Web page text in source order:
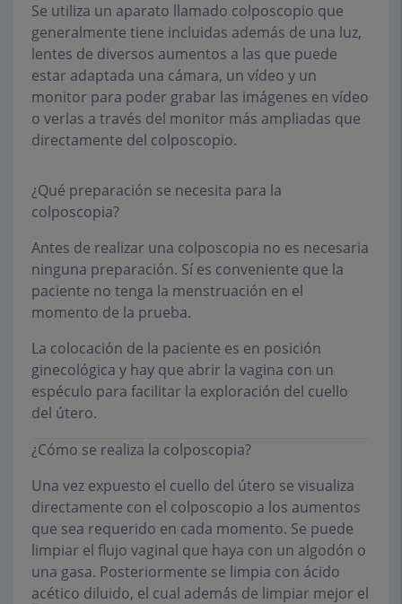
Se utiliza un aparato llamado colposcopio que
generalmente tiene incluidas además de una luz,
lentes de diversos aumentos a las que puede
estar adaptada una cámara, un vídeo y un
monitor para poder grabar las imágenes en vídeo
o verlas a través del monitor más ampliadas que
directamente del colposcopio.
¿Qué preparación se necesita para la
colposcopia?
Antes de realizar una colposcopia no es necesaria
ninguna preparación. Sí es conveniente que la
paciente no tenga la menstruación en el
momento de la prueba.
La colocación de la paciente es en posición
ginecológica y hay que abrir la vagina con un
espéculo para facilitar la exploración del cuello
del útero.
¿Cómo se realiza la colposcopia?
Una vez expuesto el cuello del útero se visualiza
directamente con el colposcopio a los aumentos
que sea requerido en cada momento. Se puede
limpiar el flujo vaginal que haya con un algodón o
una gasa. Posteriormente se limpia con ácido
acético diluido, el cual además de limpiar mejor el